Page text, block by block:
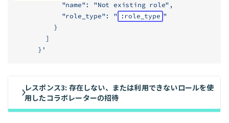
            "name": "Not existing role",
            "role_type": "
:role_type "
          }
        ]
      }'
レスポンス3: 存在しない、または利用できないロールを使
用したコラボレーターの招待